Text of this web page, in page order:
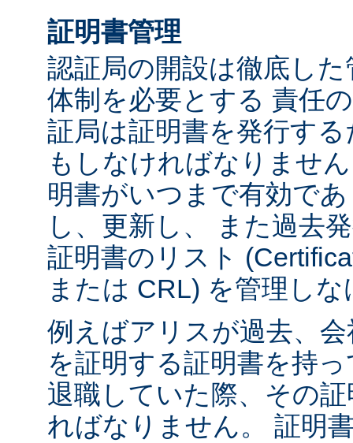
証明書管理
認証局の開設は徹底し
体制を必要とする 責任
証局は証明書を発行す
もしなければなりませ
明書がいつまで有効で
し、更新し、 また過去
証明書のリスト
または CRL) を管理し
例えばアリスが過去、
を証明する証明書を持
退職していた際、その
ればなりません。 証明